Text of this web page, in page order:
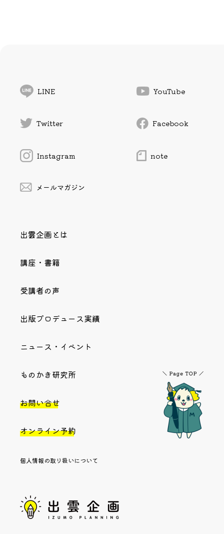
LINE YouTube
Twitter Facebook
Instagram note
メールマガジン
出雲企画とは
講座・書籍
受講者の声
出版プロデュース実績
ニュース・イベント
ものかき研究所
お問い合せ
オンライン予約
個人情報の取り扱いについて